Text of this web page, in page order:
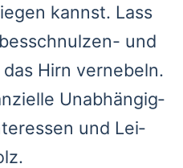
kannst. Lass
und
Hirn ver­ne­beln.
Unab­hän­gig­
und Lei­